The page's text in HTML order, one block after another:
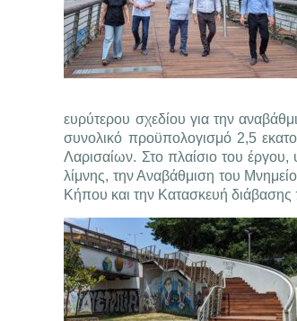
ευρύτερου σχεδίου για την
συνολικό προϋπολογισμό 2,5
Λαρισαίων. Στο πλαίσιο του έργου,
λίμνης, την Αναβάθμιση του
Κήπου και την Κατασκευή